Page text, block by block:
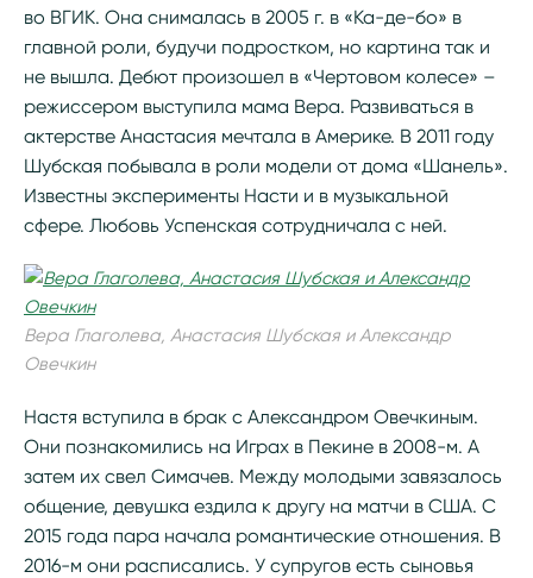
во ВГИК. Она снималась в 2005 г. в «Ка-де-бо» в
главной роли, будучи подростком, но картина так и
не вышла. Дебют произошел в «Чертовом колесе» –
режиссером выступила мама Вера. Развиваться в
актерстве Анастасия мечтала в Америке. В 2011 году
Шубская побывала в роли модели от дома «Шанель».
Известны эксперименты Насти и в музыкальной
сфере. Любовь Успенская сотрудничала с ней.
Вера Глаголева, Анастасия Шубская и Александр
Овечкин
Настя вступила в брак с Александром Овечкиным.
Они познакомились на Играх в Пекине в 2008-м. А
затем их свел Симачев. Между молодыми завязалось
общение, девушка ездила к другу на матчи в США. С
2015 года пара начала романтические отношения. В
2016-м они расписались. У супругов есть сыновья